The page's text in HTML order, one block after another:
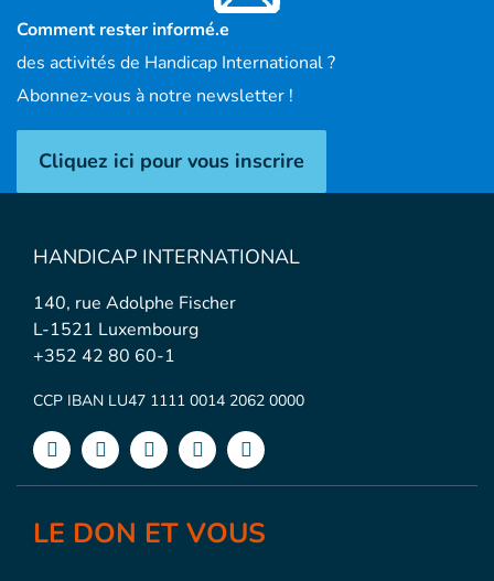
Comment rester informé.e
des activités de Handicap International ?
Abonnez-vous à notre newsletter !
Cliquez ici pour vous inscrire
HANDICAP INTERNATIONAL
140, rue Adolphe Fischer
L-1521 Luxembourg
+352 42 80 60-1
CCP IBAN LU47 1111 0014 2062 0000
LE DON ET VOUS